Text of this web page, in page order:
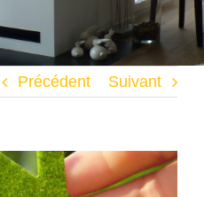
Précédent Suivant